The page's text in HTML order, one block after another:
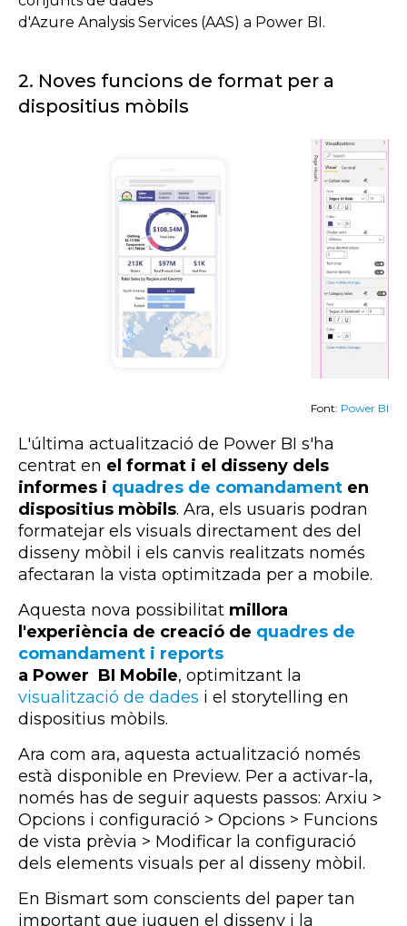
d'Azure Analysis Services (AAS) a Power BI.
2. Noves funcions de format per a
dispositius mòbils
Font: Power BI
L'última actualització de Power BI s'ha
centrat en el format i el disseny dels
informes i quadres de comandament en
dispositius mòbils. Ara, els usuaris podran
formatejar els visuals directament des del
disseny mòbil i els canvis realitzats només
afectaran la vista optimitzada per a mobile.
Aquesta nova possibilitat millora
l'experiència de creació de quadres de
comandament i reports
a Power BI Mobile, optimitzant la
visualització de dades i el storytelling en
dispositius mòbils.
Ara com ara, aquesta actualització només
està disponible en Preview. Per a activar-la,
només has de seguir aquests passos: Arxiu >
Opcions i configuració > Opcions > Funcions
de vista prèvia > Modificar la configuració
dels elements visuals per al disseny mòbil.
En Bismart som conscients del paper tan
important que juguen el disseny i la